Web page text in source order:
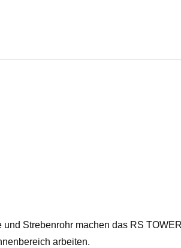
Strebenrohr machen das RS
arbeiten.